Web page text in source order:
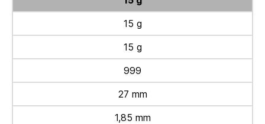
15 g
15 g
999
27 mm
1,85 mm